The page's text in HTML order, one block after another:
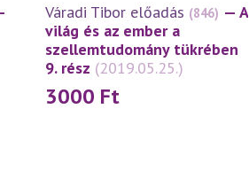
Váradi Tibor előadás (846) — A
világ és az ember a
szellemtudomány tükrében
9. rész (2019.05.25.)
3000 Ft